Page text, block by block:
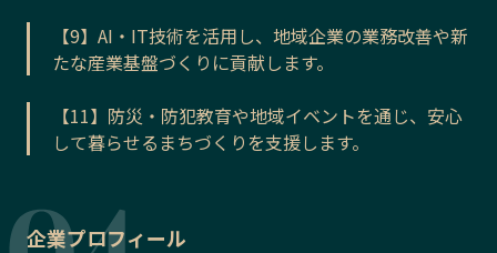
【9】AI・IT技術を活用し、地域企業の業務改善や新
たな産業基盤づくりに貢献します。
【11】防災・防犯教育や地域イベントを通じ、安心
して暮らせるまちづくりを支援します。
企業プロフィール